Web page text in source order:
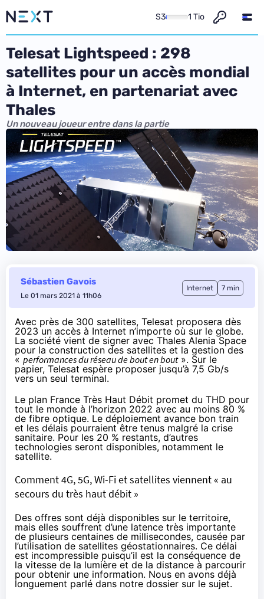
S3 1 Tio
Telesat Lightspeed : 298
satellites pour un accès mondial
à Internet, en partenariat avec
Thales
Un nouveau joueur entre dans la partie
Sébastien Gavois
Le 01 mars 2021 à 11h06
Internet 7 min
Avec près de 300 satellites, Telesat proposera dès
2023 un accès à Internet n’importe où sur le globe.
La société vient de signer avec Thales Alenia Space
pour la construction des satellites et la gestion des
« performances du réseau de bout en bout». Sur le
papier, Telesat espère proposer jusqu’à 7,5 Gb/s
vers un seul terminal.
Le plan France Très Haut Débit promet du THD pour
tout le monde à l’horizon 2022 avec au moins 80 %
de fibre optique. Le déploiement avance bon train
et les délais pourraient être tenus malgré la crise
sanitaire. Pour les 20 % restants, d’autres
technologies seront disponibles, notamment le
satellite.
Comment 4G, 5G, Wi-Fi et satellites viennent « au
secours du très haut débit »
Des offres sont déjà disponibles sur le territoire,
mais elles souffrent d’une latence très importante
de plusieurs centaines de millisecondes, causée par
l’utilisation de satellites géostationnaires. Ce délai
est incompressible puisqu’il est la conséquence de
la vitesse de la lumière et de la distance à parcourir
pour obtenir une information. Nous en avons déjà
longuement parlé dans notre dossier sur le sujet.